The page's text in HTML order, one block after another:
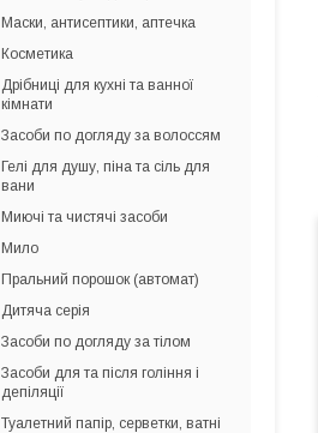
Маски, антисептики, аптечка
Косметика
Дрібниці для кухні та ванної
кімнати
Засоби по догляду за волоссям
Гелі для душу, піна та сіль для
вани
Миючі та чистячі засоби
Мило
Пральний порошок (автомат)
Дитяча серія
Засоби по догляду за тілом
Засоби для та після гоління і
депіляції
Туалетний папір, серветки, ватні